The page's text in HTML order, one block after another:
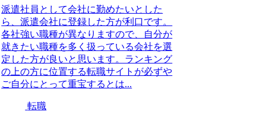
派遣社員として会社に勤めたいとした
ら、派遣会社に登録した方が利口です。
各社強い職種が異なりますので、自分が
就きたい職種を多く扱っている会社を選
定した方が良いと思います。ランキング
の上の方に位置する転職サイトが必ずや
ご自分にとって重宝するとは...
転職